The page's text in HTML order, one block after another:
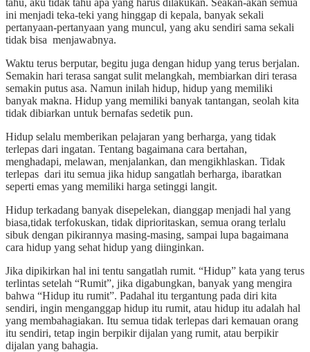
ini menjadi teka-teki yang hinggap di kepala, banyak sekali
pertanyaan-pertanyaan yang muncul, yang aku sendiri sama sekali
tidak bisa menjawabnya.
Waktu terus berputar, begitu juga dengan hidup yang terus berjalan.
Semakin hari terasa sangat sulit melangkah, membiarkan diri terasa
semakin putus asa. Namun inilah hidup, hidup yang memiliki
banyak makna. Hidup yang memiliki banyak tantangan, seolah kita
tidak dibiarkan untuk bernafas sedetik pun.
Hidup selalu memberikan pelajaran yang berharga, yang tidak
terlepas dari ingatan. Tentang bagaimana cara bertahan,
menghadapi, melawan, menjalankan, dan mengikhlaskan. Tidak
terlepas dari itu semua jika hidup sangatlah berharga, ibaratkan
seperti emas yang memiliki harga setinggi langit.
Hidup terkadang banyak disepelekan, dianggap menjadi hal yang
biasa,tidak terfokuskan, tidak diprioritaskan, semua orang terlalu
sibuk dengan pikirannya masing-masing, sampai lupa bagaimana
cara hidup yang sehat hidup yang diinginkan.
Jika dipikirkan hal ini tentu sangatlah rumit. “Hidup” kata yang terus
terlintas setelah “Rumit”, jika digabungkan, banyak yang mengira
bahwa “Hidup itu rumit”. Padahal itu tergantung pada diri kita
sendiri, ingin menganggap hidup itu rumit, atau hidup itu adalah hal
yang membahagiakan. Itu semua tidak terlepas dari kemauan orang
itu sendiri, tetap ingin berpikir dijalan yang rumit, atau berpikir
dijalan yang bahagia.